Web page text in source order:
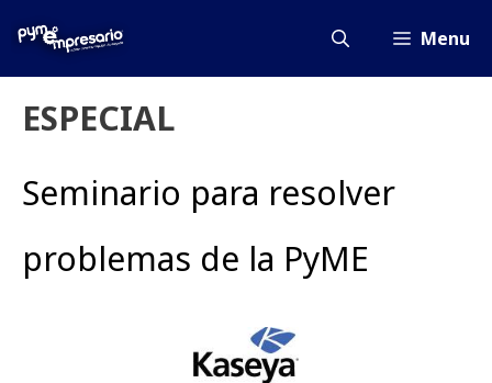
Menu
ESPECIAL
Seminario para resolver
problemas de la PyME